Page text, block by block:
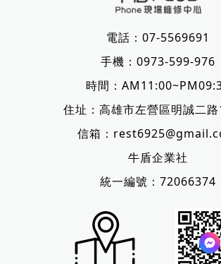
電話： 07-5569691
手機： 0973-599-976
時間：
住址： 高雄市左營區明誠二
信箱：
牛盾企業社
統一編號：72066374